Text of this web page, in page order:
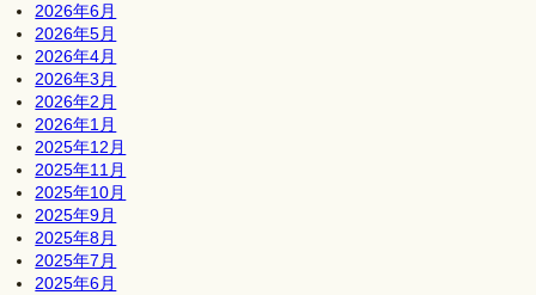
2026年6月
2026年5月
2026年4月
2026年3月
2026年2月
2026年1月
2025年12月
2025年11月
2025年10月
2025年9月
2025年8月
2025年7月
2025年6月